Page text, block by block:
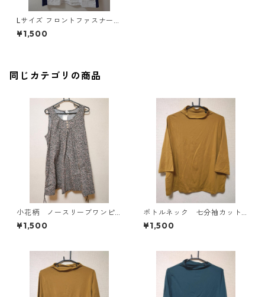
Lサイズ フロントファスナー
サイド配色 スクラブ ホワイト
×ブルー ◆KIY-1076◆
¥1,500
同じカテゴリの商品
小花柄 ノースリーブワンピ
ース ４Ｌ ブラック KAE-
4819
¥1,500
ボトルネック 七分袖カット
ソー ４Ｌ マスタード KA
E-4818
¥1,500